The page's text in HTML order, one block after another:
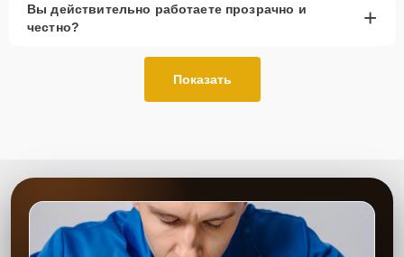
Вы действительно работаете прозрачно и
честно?
+
Показать